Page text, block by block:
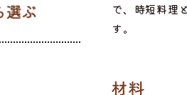
で、時短料理
す。